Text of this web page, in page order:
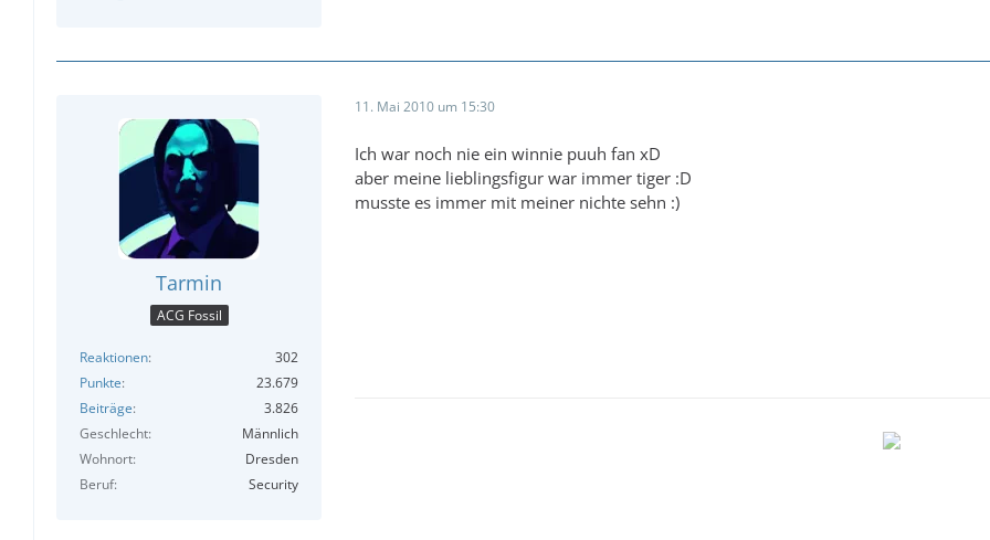
Tarmin
ACG Fossil
Reaktionen
302
Punkte
23.679
Beiträge
3.826
Geschlecht
Männlich
Wohnort
Dresden
Beruf
Security
11. Mai 2010 um 15:30
Ich war noch nie ein winnie puuh fan xD
aber meine lieblingsfigur war immer tiger :D
musste es immer mit meiner nichte sehn :)